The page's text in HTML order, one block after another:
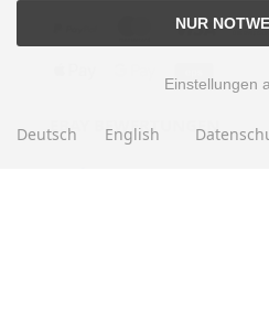
EBAY BEWERTUNGEN
NUR
Einstellungen
Deutsch English